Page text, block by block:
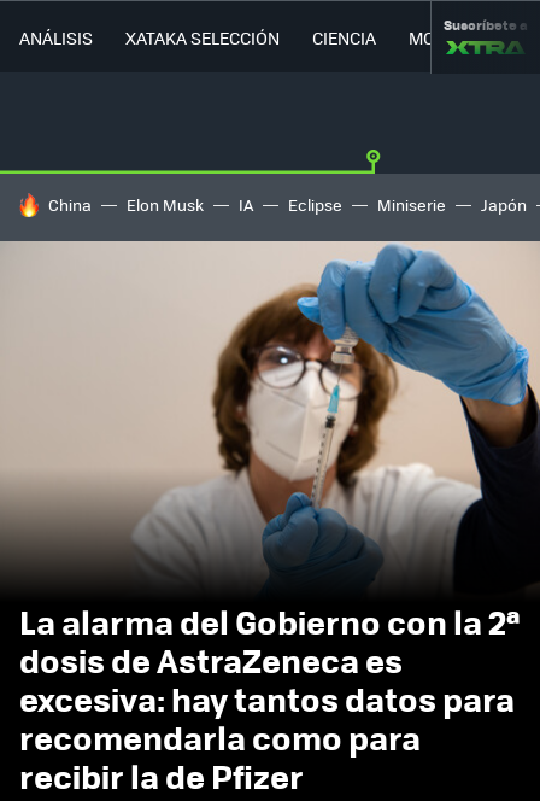
ANÁLISIS XATAKA SELECCIÓN CIENCIA MOVILIDAD
Suscríbete a
HOY SE HABLA DE
China Elon Musk IA Eclipse Miniserie Japón
La alarma del Gobierno con la 2ª
dosis de AstraZeneca es
excesiva: hay tantos datos para
recomendarla como para
recibir la de Pfizer